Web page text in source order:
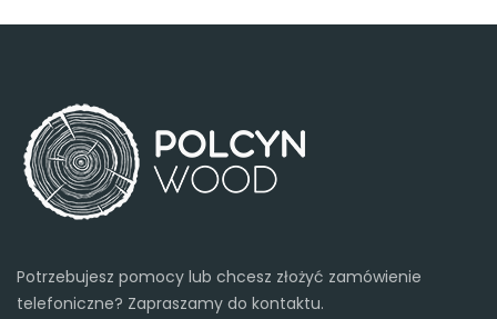
Potrzebujesz pomocy lub chcesz złożyć zamówienie
telefoniczne? Zapraszamy do kontaktu.